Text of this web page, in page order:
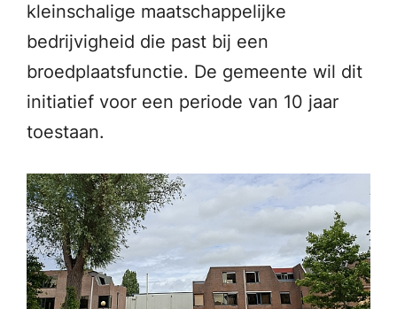
kleinschalige maatschappelijke
bedrijvigheid die past bij een
broedplaatsfunctie. De gemeente wil dit
initiatief voor een periode van 10 jaar
toestaan.